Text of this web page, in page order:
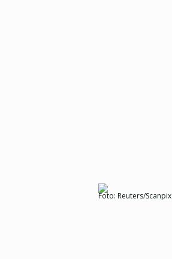
Foto: Reuters/Scanpix